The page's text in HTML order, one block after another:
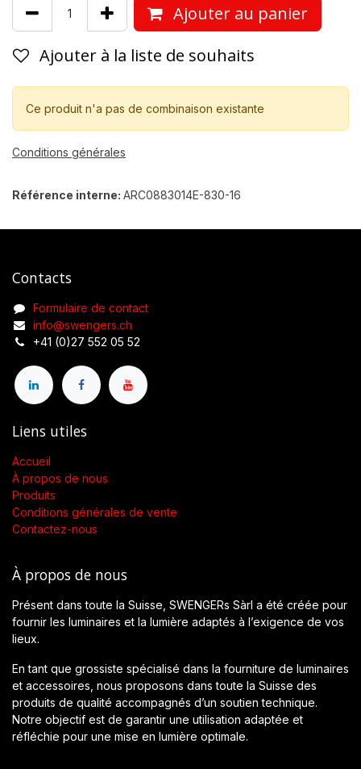
Ajouter au panier
Ajouter à la liste de souhaits
Ce produit n'a pas de combinaison existante
Conditions générales
Référence interne: ARC0883014E-830-16
Contacts
Formulaire de contact
info@swengers.ch
+41 (0)27 552 05 52
Liens utiles
Accueil
À propos de nous
Produits
Conditions générales de vente
Contactez-nous
À propos de nous
Présent dans toute la Suisse, SWENGERs Sàrl a été créée pour
fournir les luminaires et la lumière adaptés à l’exigence de vos
lieux.
En tant que grossiste spécialisé dans la fourniture de luminaires
et accessoires, nous proposons dans toute la Suisse des
produits de qualité accompagnés d’un soutien technique.
Notre objectif est de garantir une utilisation adaptée et
réfléchie pour une mise en lumière optimale.